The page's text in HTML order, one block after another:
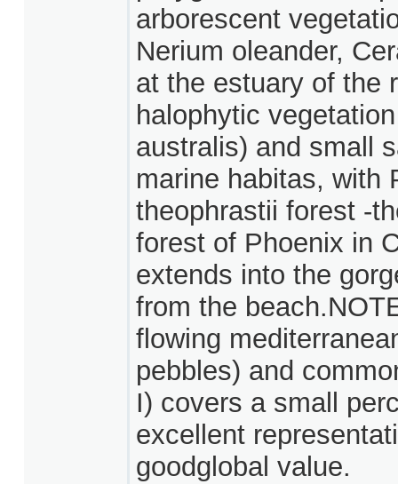
arborescent
Nerium oleander,
at the estuary of the
halophytic
australis) and small
marine habitas, with
theophrastii forest -
forest of Phoenix in
extends into the
from the
flowing
pebbles) and
I) covers a small
excellent
goodglobal value.